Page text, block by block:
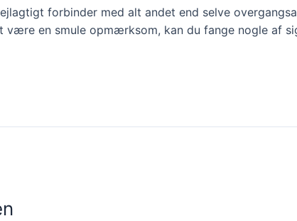
forbinder med alt andet end selve
en smule opmærksom, kan du fange nogle af